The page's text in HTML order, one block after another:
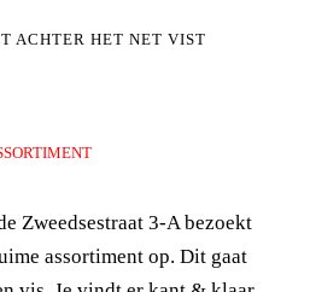
ACHTER HET NET VIST
Zweedsestraat 3-A bezoekt
assortiment op. Dit gaat